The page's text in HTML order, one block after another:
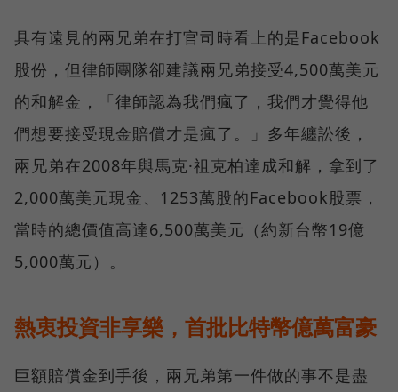
具有遠見的兩兄弟在打官司時看上的是Facebook
股份，但律師團隊卻建議兩兄弟接受4,500萬美元
的和解金，「律師認為我們瘋了，我們才覺得他
們想要接受現金賠償才是瘋了。」多年纏訟後，
兩兄弟在2008年與馬克·祖克柏達成和解，拿到了
2,000萬美元現金、1253萬股的Facebook股票，
當時的總價值高達6,500萬美元（約新台幣19億
5,000萬元）。
熱衷投資非享樂，首批比特幣億萬富豪
巨額賠償金到手後，兩兄弟第一件做的事不是盡